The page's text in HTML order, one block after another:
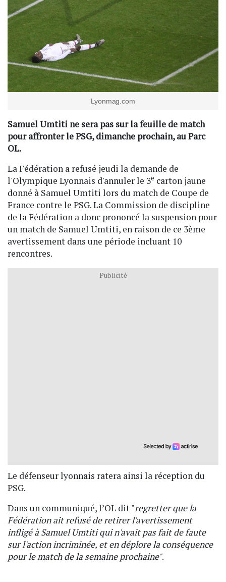
Lyonmag.com
Samuel Umtiti ne sera pas sur la feuille de match
pour affronter le PSG, dimanche prochain, au Parc
OL.
La Fédération a refusé jeudi la demande de
l'Olympique Lyonnais d'annuler le 3e carton jaune
donné à Samuel Umtiti lors du match de Coupe de
France contre le PSG. La Commission de discipline
de la Fédération a donc prononcé la suspension pour
un match de Samuel Umtiti, en raison de ce 3ème
avertissement dans une période incluant 10
rencontres.
Publicité
Le défenseur lyonnais ratera ainsi la réception du
PSG.
Dans un communiqué, l’OL dit "regretter que la
Fédération ait refusé de retirer l'avertissement
infligé à Samuel Umtiti qui n'avait pas fait de faute
sur l'action incriminée, et en déplore la conséquence
pour le match de la semaine prochaine".